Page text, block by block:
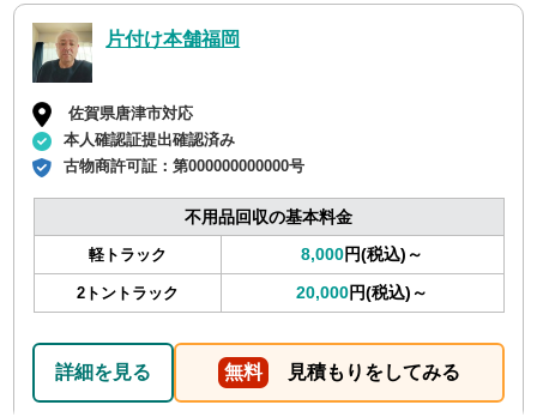
片付け本舗福岡
佐賀県唐津市対応
本人確認証提出確認済み
古物商許可証：第000000000000号
不用品回収の基本料金
軽トラック 8,000円(税込)～
2トントラック 20,000円(税込)～
詳細を見る 無料 見積もりをしてみる